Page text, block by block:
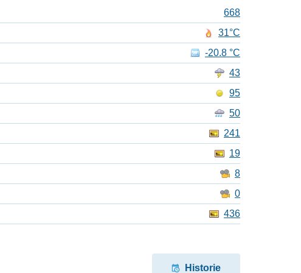
668
31°C
-20.8 °C
43
95
50
241
19
8
0
436
Historie